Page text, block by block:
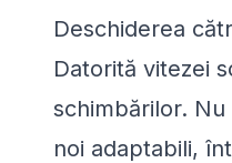
Deschiderea
Datorită vitezei
schimbărilor.
noi adaptabili,